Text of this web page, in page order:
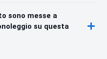
sono messe a
su questa